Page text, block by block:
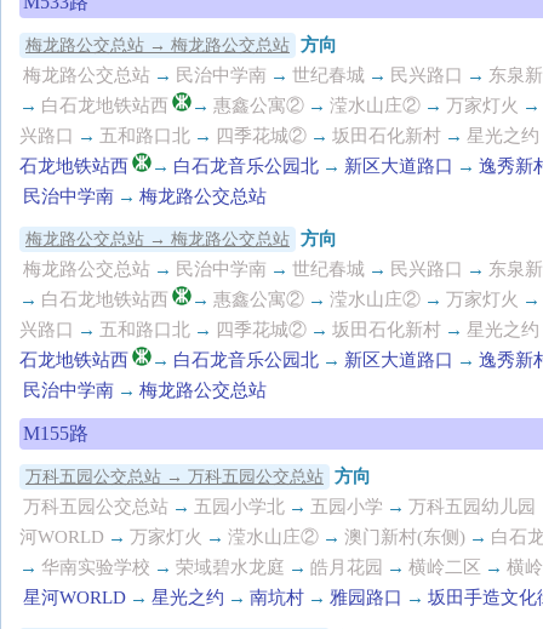
梅龙路公交总站 → 梅龙路公交总站 方向
梅龙路公交总站 → 民治中学南 → 世纪春城 → 民兴路口 → 东泉
→ 白石龙地铁站西 → 惠鑫公寓② → 滢水山庄② → 万家灯火 →
兴路口 → 五和路口北 → 四季花城② → 坂田石化新村 → 星光之约
石龙地铁站西
→ 白石龙音乐公园北 → 新区大道路口 → 逸秀新
民治中学南 → 梅龙路公交总站
梅龙路公交总站 → 梅龙路公交总站 方向
梅龙路公交总站 → 民治中学南 → 世纪春城 → 民兴路口 → 东泉
→ 白石龙地铁站西 → 惠鑫公寓② → 滢水山庄② → 万家灯火 →
兴路口 → 五和路口北 → 四季花城② → 坂田石化新村 → 星光之约
石龙地铁站西
→ 白石龙音乐公园北 → 新区大道路口 → 逸秀新
民治中学南 → 梅龙路公交总站
M155路
万科五园公交总站 → 万科五园公交总站 方向
万科五园公交总站 → 五园小学北 → 五园小学 → 万科五园幼儿园
河WORLD → 万家灯火 → 滢水山庄② → 澳门新村(东侧) → 白石
→ 华南实验学校 → 荣域碧水龙庭 → 皓月花园 → 横岭二区 → 横岭
星河WORLD → 星光之约 → 南坑村 → 雅园路口 → 坂田手造文化